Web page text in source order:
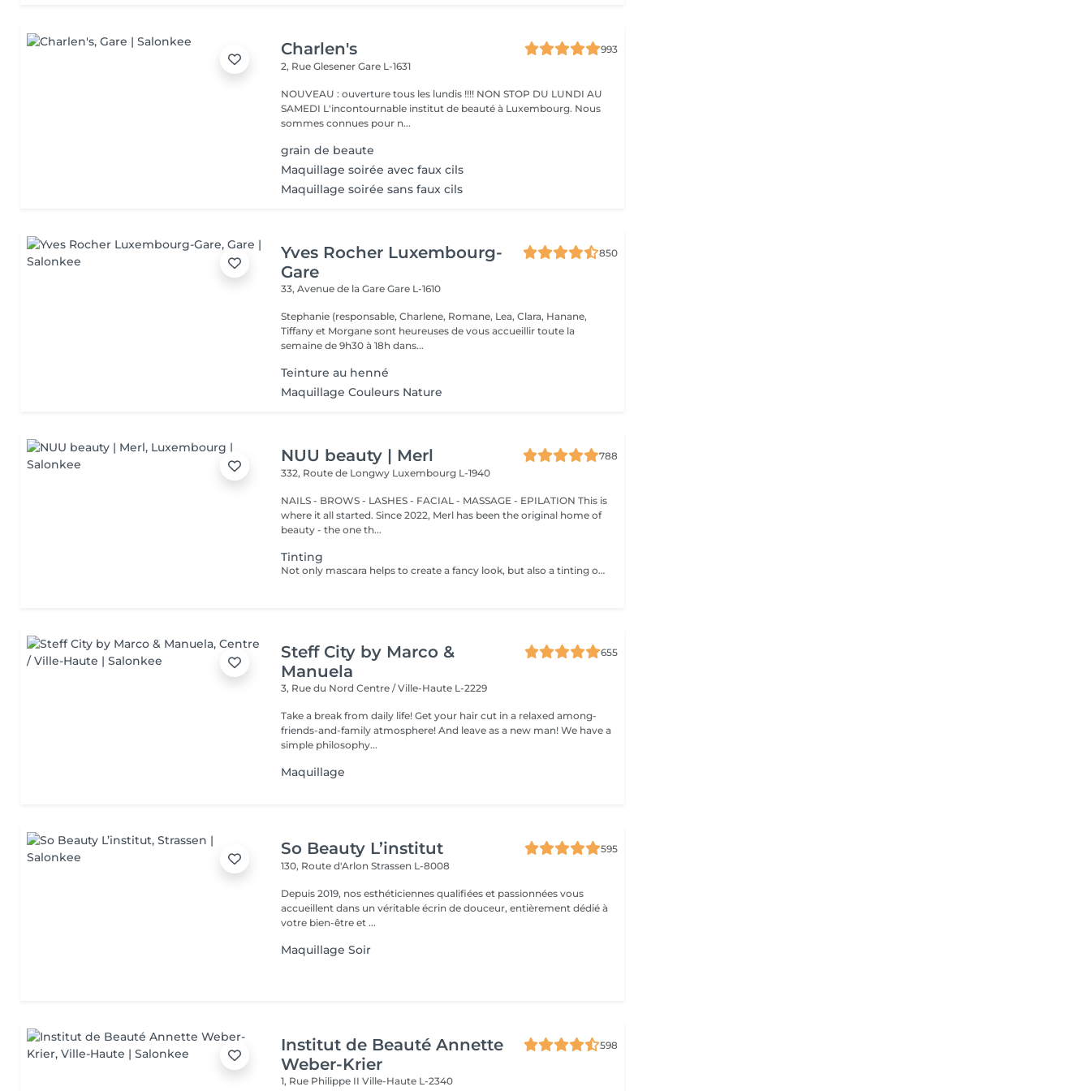
Charlen's
993
2, Rue GlesenerGare L-1631
NOUVEAU : ouverture tous les lundis !!!! NON STOP DU LUNDI AU
SAMEDI L'incontournable institut de beauté à Luxembourg. Nous
sommes connues pour n...
grain de beaute
Maquillage soirée avec faux cils
Maquillage soirée sans faux cils
Yves Rocher Luxembourg-
Gare
850
33, Avenue de la GareGare L-1610
Stephanie (responsable, Charlene, Romane, Lea, Clara, Hanane,
Tiffany et Morgane sont heureuses de vous accueillir toute la
semaine de 9h30 à 18h dans...
Teinture au henné
Maquillage Couleurs Nature
NUU beauty | Merl
788
332, Route de Longwy Luxembourg L-1940
NAILS - BROWS - LASHES - FACIAL - MASSAGE - EPILATION This is
where it all started. Since 2022, Merl has been the original home of
beauty - the one th...
Tinting
Not only mascara helps to create a fancy look, but also a tinting of your lashes! How is the lash tinting done? - lashes are washed - eye cream is applied - the tape and patches are applied - tinting - the tape and patches are removed Age restrictions: recommended to do from 14 years. Post procedure recommendations: do not wet eyelashes 24 hours after the procedure. Frequency: once in 2-3 weeks.
Steff City by Marco &
Manuela
655
3, Rue du NordCentre / Ville-Haute L-2229
Take a break from daily life! Get your hair cut in a relaxed among-
friends-and-family atmosphere! And leave as a new man! We have a
simple philosophy...
Maquillage
So Beauty L’institut
595
130, Route d'ArlonStrassen L-8008
Depuis 2019, nos esthéticiennes qualifiées et passionnées vous
accueillent dans un véritable écrin de douceur, entièrement dédié à
votre bien-être et ...
Maquillage Soir
Institut de Beauté Annette
Weber-Krier
598
1, Rue Philippe IIVille-Haute L-2340